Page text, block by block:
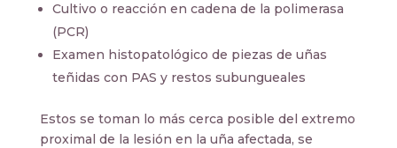
Cultivo o reacción en cadena de la polimerasa
(PCR)
Examen histopatológico de piezas de uñas
teñidas con PAS y restos subungueales
Estos se toman lo más cerca posible del extremo
proximal de la lesión en la uña afectada, se